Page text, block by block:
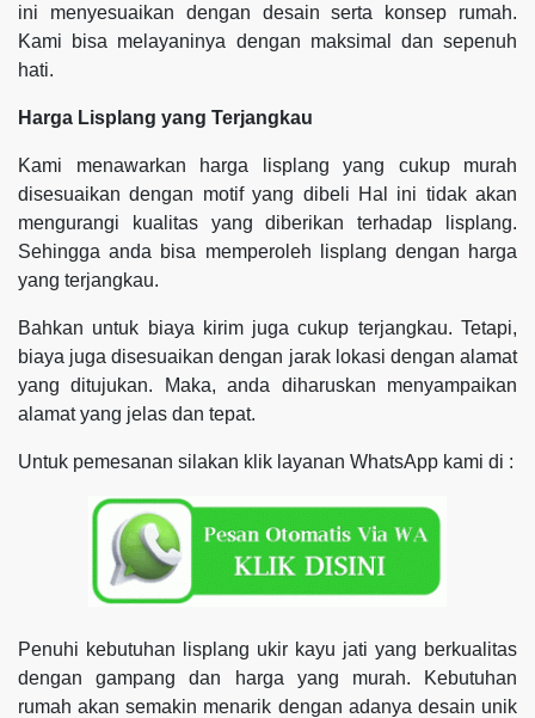
ini menyesuaikan dengan desain serta konsep rumah.
Kami bisa melayaninya dengan maksimal dan sepenuh
hati.
Harga Lisplang yang Terjangkau
Kami menawarkan harga lisplang yang cukup murah
disesuaikan dengan motif yang dibeli Hal ini tidak akan
mengurangi kualitas yang diberikan terhadap lisplang.
Sehingga anda bisa memperoleh lisplang dengan harga
yang terjangkau.
Bahkan untuk biaya kirim juga cukup terjangkau. Tetapi,
biaya juga disesuaikan dengan jarak lokasi dengan alamat
yang ditujukan. Maka, anda diharuskan menyampaikan
alamat yang jelas dan tepat.
Untuk pemesanan silakan klik layanan WhatsApp kami di :
Penuhi kebutuhan lisplang ukir kayu jati yang berkualitas
dengan gampang dan harga yang murah. Kebutuhan
rumah akan semakin menarik dengan adanya desain unik